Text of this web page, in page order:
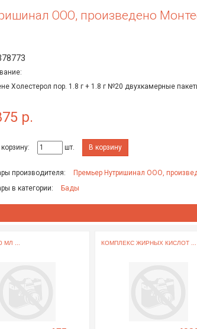
ООО, произведено
Холестерол пор. 1.8 г + 1.8 г №20 двухкамерные
р.
шт. В корзину
производителя:
Премьер Нутришинал ООО,
в категории:
Бады
МЛ ... КОМПЛЕКС ЖИРНЫХ КИСЛОТ ...